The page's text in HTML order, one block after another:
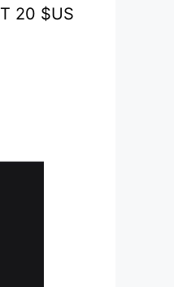
20 $US